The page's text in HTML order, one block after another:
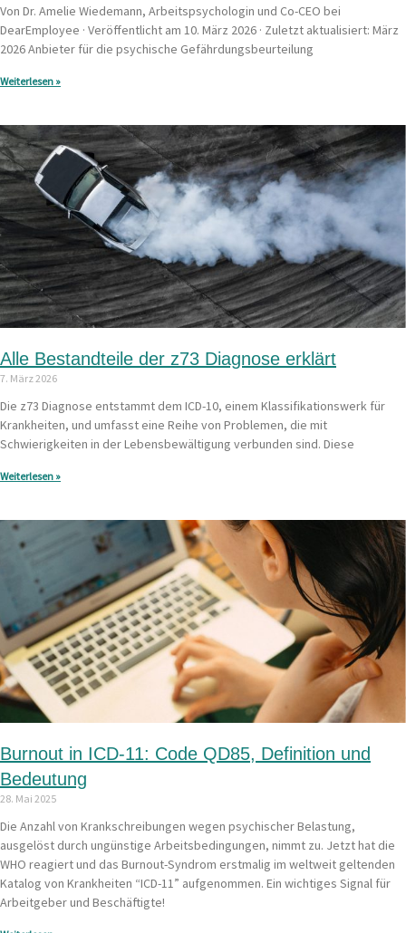
Von Dr. Amelie Wiedemann, Arbeitspsychologin und Co-CEO bei
DearEmployee · Veröffentlicht am 10. März 2026 · Zuletzt aktualisiert: März
2026 Anbieter für die psychische Gefährdungsbeurteilung
Weiterlesen »
Alle Bestandteile der z73 Diagnose erklärt
7. März 2026
Die z73 Diagnose entstammt dem ICD-10, einem Klassifikationswerk für
Krankheiten, und umfasst eine Reihe von Problemen, die mit
Schwierigkeiten in der Lebensbewältigung verbunden sind. Diese
Weiterlesen »
Burnout in ICD-11: Code QD85, Definition und
Bedeutung
28. Mai 2025
Die Anzahl von Krankschreibungen wegen psychischer Belastung,
ausgelöst durch ungünstige Arbeitsbedingungen, nimmt zu. Jetzt hat die
WHO reagiert und das Burnout-Syndrom erstmalig im weltweit geltenden
Katalog von Krankheiten “ICD-11” aufgenommen. Ein wichtiges Signal für
Arbeitgeber und Beschäftigte!